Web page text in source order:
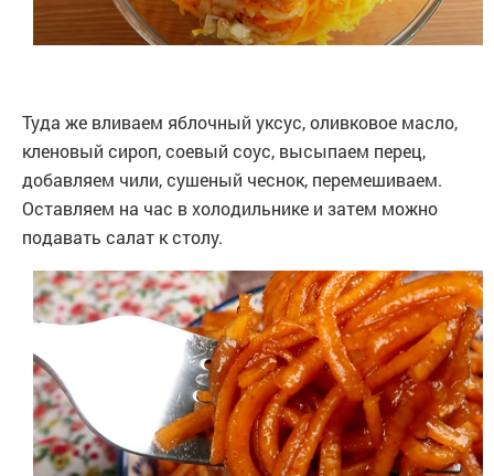
Туда же вливаем яблочный уксус, оливковое масло,
кленовый сироп, соевый соус, высыпаем перец,
добавляем чили, сушеный чеснок, перемешиваем.
Оставляем на час в холодильнике и затем можно
подавать салат к столу.